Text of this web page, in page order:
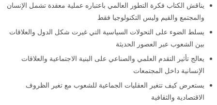
يناقش الكتاب فكرة التطور العالمي باعتباره عملية معقدة تشمل الإنسان
والمجتمع والقيم وليس التكنولوجيا فقط
يسلط الضوء على التحولات السياسية التي غيرت شكل الدول والعلاقات
بين الشعوب عبر العصور الحديثة
يعالج تأثير التقدم العلمي والصناعي على البنية الاجتماعية والعلاقات
الإنسانية داخل المجتمعات
يستعرض كيف تتغير العقليات الجماعية للشعوب مع تغير الظروف
الاقتصادية والثقافية